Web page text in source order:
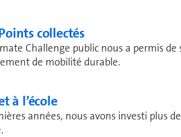
collectés
Challenge public nous a permis
de mobilité durable.
à l’école
années, nous avons investi plus